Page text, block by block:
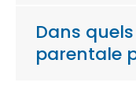
Dans
parentale